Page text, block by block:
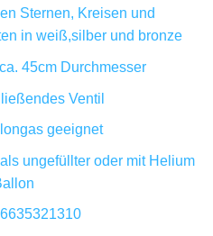
Sternen, Kreisen und
in weiß,silber und bronze
45cm Durchmesser
Ventil
geeignet
ungefüllter oder mit Helium